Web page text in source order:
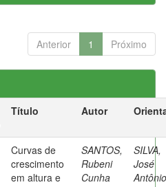
Anterior 1 Próximo
Título Autor
Curvas de
crescimento
em altura e
SANTOS,
Rubeni
Cunha
SILVA,
José
Antônio